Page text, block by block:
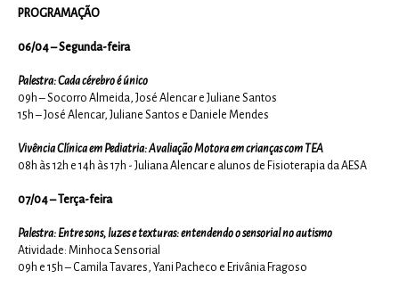
PROGRAMAÇÃO
06/04 – Segunda-feira
Palestra: Cada cérebro é único
09h – Socorro Almeida, José Alencar e Juliane Santos
15h – José Alencar, Juliane Santos e Daniele Mendes
Vivência Clínica em Pediatria: Avaliação Motora em crianças com TEA
08h às 12h e 14h às 17h - Juliana Alencar e alunos de Fisioterapia da AESA
07/04 – Terça-feira
Palestra: Entre sons, luzes e texturas: entendendo o sensorial no autismo
Atividade: Minhoca Sensorial
09h e 15h – Camila Tavares, Yani Pacheco e Erivânia Fragoso